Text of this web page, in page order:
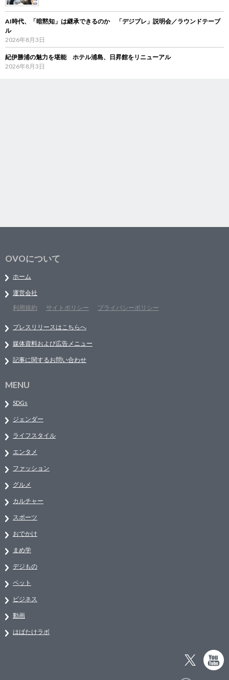
AI時代、「暗黙知」は継承できるのか 「デジブレ」説明会／ラウンドテーブ
ル
2026年8月3日
紀伊勝浦の魅力を堪能 ホテル浦島、日昇館をリニューアル
2026年8月3日
OVOについて
ホーム
運営会社
利用規約
サイトポリシー プライバシーポリシー
プレスリリースはこちらへ
媒体資料および広告メニュー
記事に関するお問い合わせ
MENU
SDGs
ジェンダー
ライフスタイル
エンタメ
ファッション
グルメ
カルチャー
スポーツ
おでかけ
まめ学
デジもの
ペット
ビジネス
動画
はばたけラボ